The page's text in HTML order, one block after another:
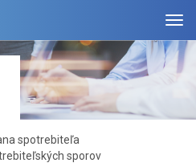
spotrebiteľa
sporov